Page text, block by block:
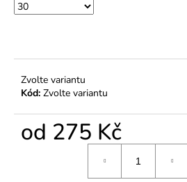
Zvolte variantu
Kód: Zvolte variantu
od 275 Kč
p
u
č
u